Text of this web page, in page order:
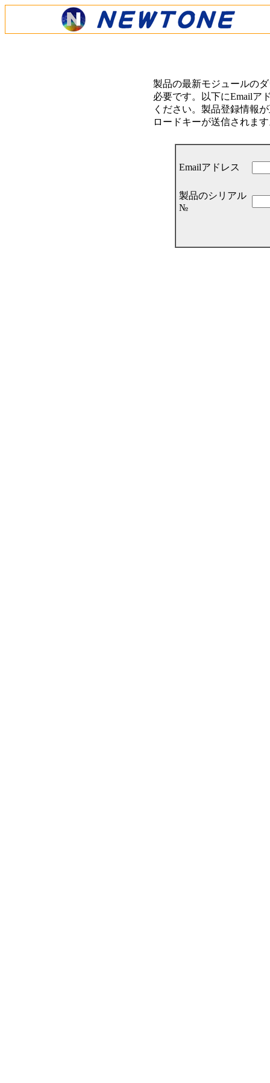
製品の最新モジュールの
必要です。以下にEmailア
ください。製品登録情報
ロードキーが送信されま
Emailアドレス
製品のシリアル
№